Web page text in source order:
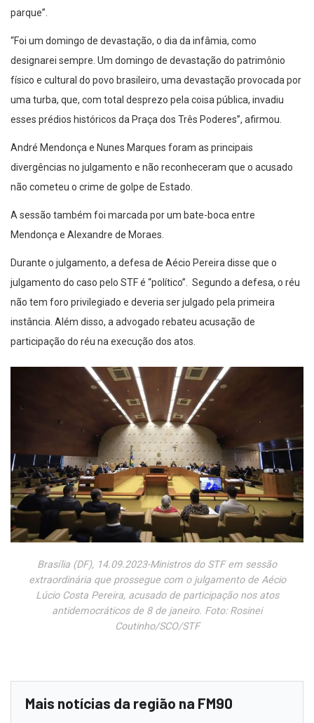
parque”.
“Foi um domingo de devastação, o dia da infâmia, como
designarei sempre. Um domingo de devastação do patrimônio
físico e cultural do povo brasileiro, uma devastação provocada por
uma turba, que, com total desprezo pela coisa pública, invadiu
esses prédios históricos da Praça dos Três Poderes”, afirmou.
André Mendonça e Nunes Marques foram as principais
divergências no julgamento e não reconheceram que o acusado
não cometeu o crime de golpe de Estado.
A sessão também foi marcada por um bate-boca entre
Mendonça e Alexandre de Moraes.
Durante o julgamento, a defesa de Aécio Pereira disse que o
julgamento do caso pelo STF é “político”. Segundo a defesa, o réu
não tem foro privilegiado e deveria ser julgado pela primeira
instância. Além disso, a advogado rebateu acusação de
participação do réu na execução dos atos.
Brasília (DF), 14.09.2023-Ministros do STF em sessão
extraordinária que prossegue com o julgamento de Aécio
Lúcio Costa Pereira, acusado de participação nos atos
antidemocráticos de 8 de janeiro. Foto: Rosinei
Coutinho/SCO/STF
Mais notícias da região na FM90